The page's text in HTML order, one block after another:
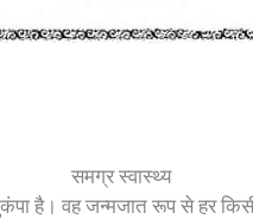
समग्र स्वास्थ्य
है। वह जन्मजात रूप से हर